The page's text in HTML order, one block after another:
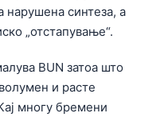
нарушена синтеза, а
„отстапување“.
BUN затоа што
и расте
многу бремени